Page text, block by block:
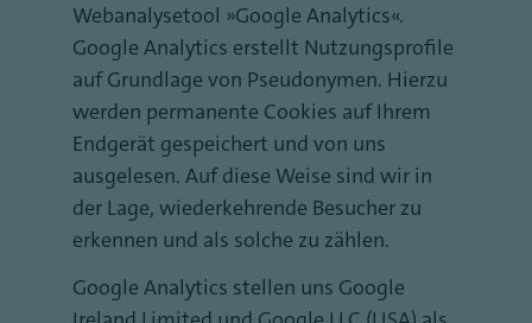
Webanalysetool „Google Analytics“.
Google Analytics erstellt Nutzungsprofile
auf Grundlage von Pseudonymen. Hierzu
werden permanente Cookies auf Ihrem
Endgerät gespeichert und von uns
ausgelesen. Auf diese Weise sind wir in
der Lage, wiederkehrende Besucher zu
erkennen und als solche zu zählen.
Google Analytics stellen uns Google